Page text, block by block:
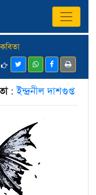
কবিতা
:ইন্দ্রনীল দাশগুপ্ত